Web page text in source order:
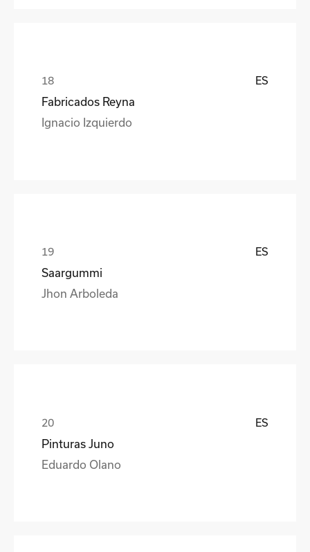
ES
Fabricados Reyna
Ignacio Izquierdo
ES
Saargummi
Jhon Arboleda
ES
Pinturas Juno
Eduardo Olano